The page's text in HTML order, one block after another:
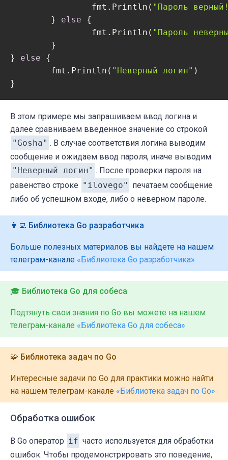
		fmt.Println(
"Пароль
	}
else {
		fmt.Println(
"Пароль
} else {
	fmt.Println(
"Неверный логин" )
В этом примере мы запрашиваем ввод логина и
далее сравниваем введенное значение со строкой
"Gosha" . В случае соответствия логина выводим
сообщение и ожидаем ввод пароля, иначе выводим
"Неверный логин" . После проверки пароля на
равенство строке "ilovego"
печатаем сообщение
либо об успешном входе, либо о неверном пароле.
👨‍💻 Библиотека Go разработчика
Больше полезных материалов вы найдете на нашем
телеграм-канале «Библиотека Go разработчика»
🎓 Библиотека Go для собеса
Подтянуть свои знания по Go вы можете на нашем
телеграм-канале «Библиотека Go для собеса»
🧩 Библиотека задач по Go
Интересные задачи по Go для практики можно найти
на нашем телеграм-канале «Библиотека задач по Go»
Обработка ошибок
В Go оператор if часто используется для обработки
ошибок. Чтобы продемонстрировать это поведение,